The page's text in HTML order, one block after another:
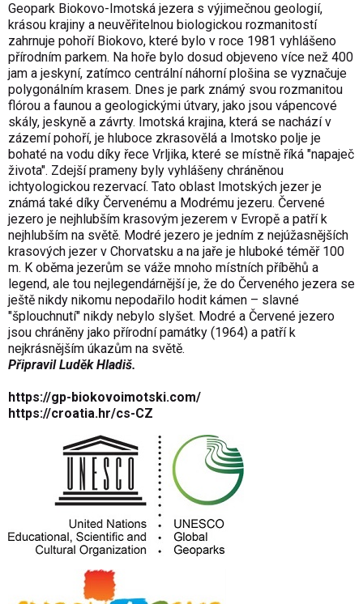
Geopark Biokovo-Imotská jezera s výjimečnou geologií,
krásou krajiny a neuvěřitelnou biologickou rozmanitostí
zahrnuje pohoří Biokovo, které bylo v roce 1981 vyhlášeno
přírodním parkem. Na hoře bylo dosud objeveno více než 400
jam a jeskyní, zatímco centrální náhorní plošina se vyznačuje
polygonálním krasem. Dnes je park známý svou rozmanitou
flórou a faunou a geologickými útvary, jako jsou vápencové
skály, jeskyně a závrty. Imotská krajina, která se nachází v
zázemí pohoří, je hluboce zkrasovělá a Imotsko polje je
bohaté na vodu díky řece Vrljika, které se místně říká "napaječ
života". Zdejší prameny byly vyhlášeny chráněnou
ichtyologickou rezervací. Tato oblast Imotských jezer je
známá také díky Červenému a Modrému jezeru. Červené
jezero je nejhlubším krasovým jezerem v Evropě a patří k
nejhlubším na světě. Modré jezero je jedním z nejúžasnějších
krasových jezer v Chorvatsku a na jaře je hluboké téměř 100
m. K oběma jezerům se váže mnoho místních příběhů a
legend, ale tou nejlegendárnější je, že do Červeného jezera se
ještě nikdy nikomu nepodařilo hodit kámen – slavné
"šplouchnutí" nikdy nebylo slyšet. Modré a Červené jezero
jsou chráněny jako přírodní památky (1964) a patří k
nejkrásnějším úkazům na světě.
Připravil Luděk Hladiš.
https://gp-biokovoimotski.com/
https://croatia.hr/cs-CZ